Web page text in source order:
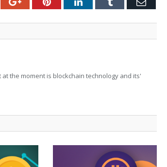
the moment is blockchain technology and its'